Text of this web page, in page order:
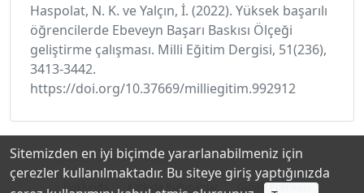
Haspolat, N. K. ve Yalçın, İ. (2022). Yüksek başarılı
öğrencilerde Ebeveyn Başarı Baskısı Ölçeği
geliştirme çalışması. Milli Eğitim Dergisi, 51(236),
3413-3442.
https://doi.org/10.37669/milliegitim.992912
Hakkında Katkıda Bulunanlar Gizlilik Politikası
Sitemizden en iyi biçimde yararlanabilmeniz için
çerezler kullanılmaktadır. Bu siteye giriş yaptığınızda